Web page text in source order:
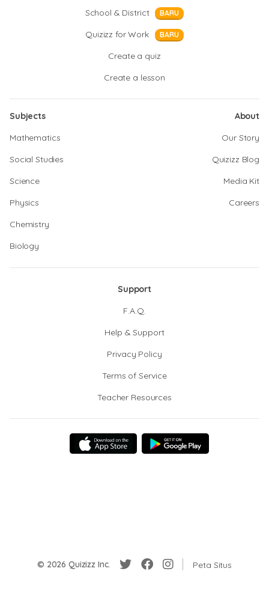
School & District
BARU
Quizizz for Work BARU
Create a quiz
Create a lesson
Subjects
Mathematics
Social Studies
Science
Physics
Chemistry
Biology
About
Our Story
Quizizz Blog
Media Kit
Careers
Support
F.A.Q.
Help & Support
Privacy Policy
Terms of Service
Teacher Resources
© 2026 Quizizz Inc. Peta Situs